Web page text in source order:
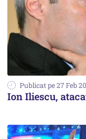
Publicat pe 27 Feb
Ion Iliescu,